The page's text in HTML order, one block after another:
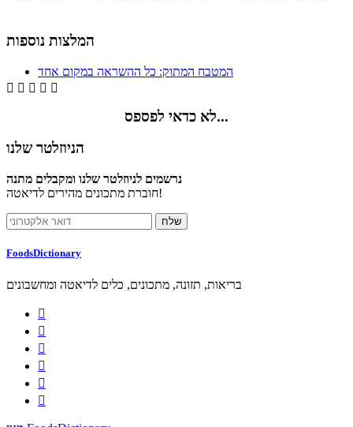
המלצות נוספות
המטבח המתוק: כל ההשראה במקום אחד
    
לא כדאי לפספס...
הניוזלטר שלנו
נרשמים לניוזלטר שלנו ומקבלים מתנה
חוברת מתכונים מהירים לדיאטה!
FoodsDictionary
בריאות, תזונה, מתכונים, כלים לדיאטה ומחשבונים





